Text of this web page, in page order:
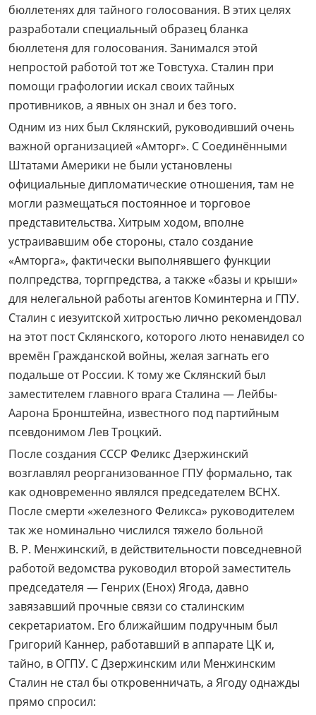
бюллетенях для тайного голосования. В этих целях
разработали специальный образец бланка
бюллетеня для голосования. Занимался этой
непростой работой тот же Товстуха. Сталин при
помощи графологии искал своих тайных
противников, а явных он знал и без того.
Одним из них был Склянский, руководивший очень
важной организацией «Амторг». С Соединёнными
Штатами Америки не были установлены
официальные дипломатические отношения, там не
могли размещаться постоянное и торговое
представительства. Хитрым ходом, вполне
устраивавшим обе стороны, стало создание
«Амторга», фактически выполнявшего функции
полпредства, торгпредства, а также «базы и крыши»
для нелегальной работы агентов Коминтерна и ГПУ.
Сталин с иезуитской хитростью лично рекомендовал
на этот пост Склянского, которого люто ненавидел со
времён Гражданской войны, желая загнать его
подальше от России. К тому же Склянский был
заместителем главного врага Сталина — Лейбы-
Аарона Бронштейна, известного под партийным
псевдонимом Лев Троцкий.
После создания СССР Феликс Дзержинский
возглавлял реорганизованное ГПУ формально, так
как одновременно являлся председателем ВСНХ.
После смерти «железного Феликса» руководителем
так же номинально числился тяжело больной
В. Р. Менжинский, в действительности повседневной
работой ведомства руководил второй заместитель
председателя — Генрих (Енох) Ягода, давно
завязавший прочные связи со сталинским
секретариатом. Его ближайшим подручным был
Григорий Каннер, работавший в аппарате ЦК и,
тайно, в ОГПУ. С Дзержинским или Менжинским
Сталин не стал бы откровенничать, а Ягоду однажды
прямо спросил: